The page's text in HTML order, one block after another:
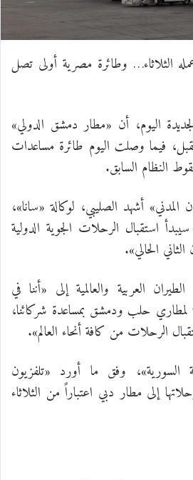
r
ي
س
t
الثلاثاء… وطائرة مصرية أولى تصل
اليوم، أن «مطار دمشق الدولي»
فيما وصلت اليوم طائرة مساعدات
النظام السابق.
أشهد الصليبي، لوكالة «سانا»،
استقبال الرحلات الجوية الدولية
العربية والعالمية إلى «أننا في
لمطاري حلب ودمشق بمساعدة شركائنا،
الرحلات من كافة أنحاء العالم».
السورية»، وفق ما أورد «تلفزيون
إلى مطار دبي اعتباراً من الثلاثاء